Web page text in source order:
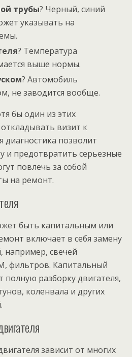
трубы? Черный, синий
указывать на
? Температура
выше нормы.
? Автомобиль
не заводится вообще.
бы один из этих
визит к
диагностика позволит
и предотвратить серьезные
повлечь за собой
на ремонт.
быть капитальным или
включает в себя замену
например, свечей
фильтров. Капитальный
полную разборку двигателя,
коленвала и других
зависит от многих